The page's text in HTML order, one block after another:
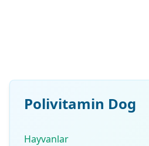
Polivitamin Dog
Hayvanlar